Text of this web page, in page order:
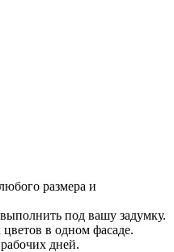
размера и
под вашу задумку.
в одном фасаде.
дней.